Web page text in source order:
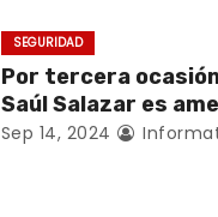
SEGURIDAD
Por tercera
Saúl Salazar es
Sep 14, 2024